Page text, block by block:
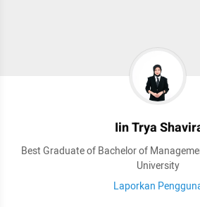
Iin Trya
Best Graduate of Bachelor of
University
Laporkan